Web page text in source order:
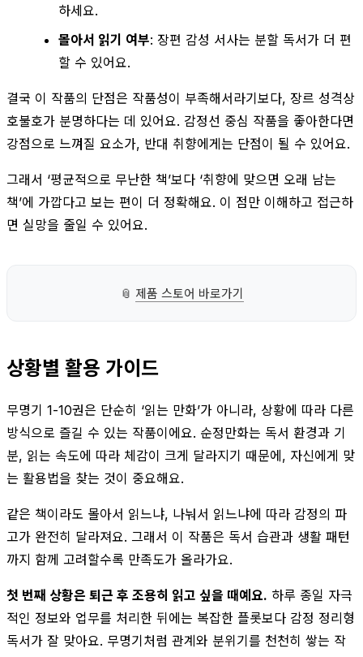
하세요.
몰아서 읽기 여부: 장편 감성 서사는 분할 독서가 더 편
할 수 있어요.
결국 이 작품의 단점은 작품성이 부족해서라기보다, 장르 성격상
호불호가 분명하다는 데 있어요. 감정선 중심 작품을 좋아한다면
강점으로 느껴질 요소가, 반대 취향에게는 단점이 될 수 있어요.
그래서 ‘평균적으로 무난한 책’보다 ‘취향에 맞으면 오래 남는
책’에 가깝다고 보는 편이 더 정확해요. 이 점만 이해하고 접근하
면 실망을 줄일 수 있어요.
📎 제품 스토어 바로가기
상황별 활용 가이드
무명기 1-10권은 단순히 ‘읽는 만화’가 아니라, 상황에 따라 다른
방식으로 즐길 수 있는 작품이에요. 순정만화는 독서 환경과 기
분, 읽는 속도에 따라 체감이 크게 달라지기 때문에, 자신에게 맞
는 활용법을 찾는 것이 중요해요.
같은 책이라도 몰아서 읽느냐, 나눠서 읽느냐에 따라 감정의 파
고가 완전히 달라져요. 그래서 이 작품은 독서 습관과 생활 패턴
까지 함께 고려할수록 만족도가 올라가요.
첫 번째 상황은 퇴근 후 조용히 읽고 싶을 때예요. 하루 종일 자극
적인 정보와 업무를 처리한 뒤에는 복잡한 플롯보다 감정 정리형
독서가 잘 맞아요. 무명기처럼 관계와 분위기를 천천히 쌓는 작